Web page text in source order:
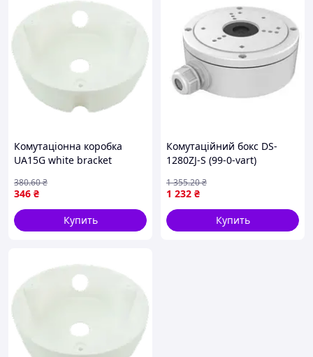
Комутаціонна коробка
UA15G white bracket
346 ₴
380.60₴
Купить
Комутаційний бокс DS-
1280ZJ-S (99-0-vart)
1 232 ₴
1 355.20₴
Купить